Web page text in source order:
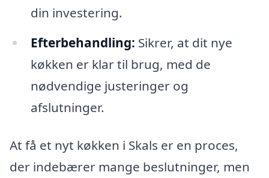
din investering.
Efterbehandling: Sikrer, at dit nye
køkken er klar til brug, med de
nødvendige justeringer og
afslutninger.
At få et nyt køkken i Skals er en proces,
der indebærer mange beslutninger, men